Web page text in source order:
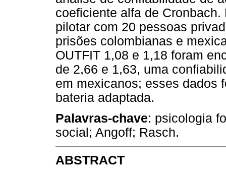
coeficiente alfa de
pilotar com 20 pessoas
prisões colombianas e
OUTFIT 1,08 e 1,18 foram
de 2,66 e 1,63, uma
em mexicanos; esses dados
bateria adaptada.
Palavras-chave: psicologia
social; Angoff; Rasch.
ABSTRACT